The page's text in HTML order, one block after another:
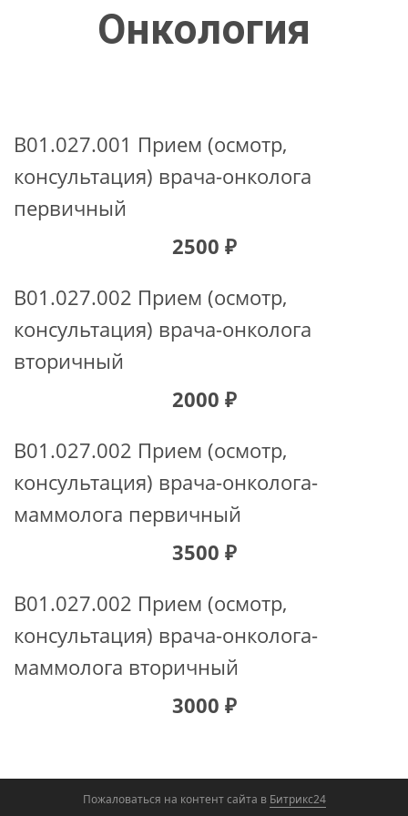
Онкология
B01.027.001 Прием (осмотр,
консультация) врача-онколога
первичный
2500 ₽
B01.027.002 Прием (осмотр,
консультация) врача-онколога
вторичный
2000 ₽
B01.027.002 Прием (осмотр,
консультация) врача-онколога-
маммолога первичный
3500 ₽
B01.027.002 Прием (осмотр,
консультация) врача-онколога-
маммолога вторичный
3000 ₽
Пожаловаться на контент cайта в Битрикс24